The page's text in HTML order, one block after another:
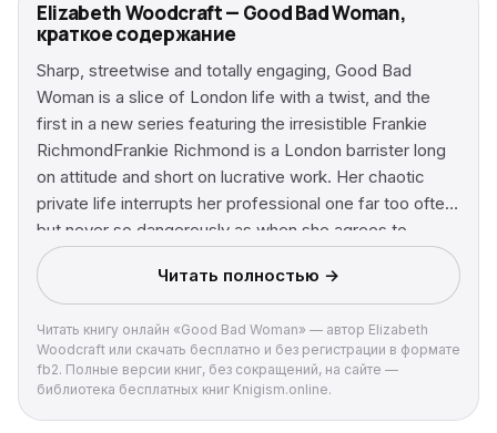
Elizabeth Woodcraft — Good Bad Woman,
краткое содержание
Sharp, streetwise and totally engaging, Good Bad
Woman is a slice of London life with a twist, and the
first in a new series featuring the irresistible Frankie
RichmondFrankie Richmond is a London barrister long
on attitude and short on lucrative work. Her chaotic
private life interrupts her professional one far too often
but never so dangerously as when she agrees to
defend an old friend. A routine appearance at a
magistrate’s court catapults Frankie into a nightmare
from which she wakes up to find herself arrested – for
murder.The police would love to see her go down so
Frankie sets out to solve the case herself – while trying
to revive her flagging career, disentangle her mercurial
friendships and meet the woman of her dreams. As she
Читать полностью →
Читать книгу онлайн «Good Bad Woman» — автор Elizabeth
Woodcraft или скачать бесплатно и без регистрации в формате
fb2. Полные версии книг, без сокращений, на сайте —
библиотека бесплатных книг Knigism.online.